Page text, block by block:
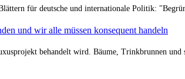
für deutsche und internationale Politik:
und wir alle müssen konsequent handeln
behandelt wird. Bäume, Trinkbrunnen und